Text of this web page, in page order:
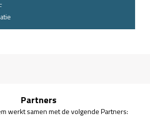
Partners
werkt samen met de volgende Partners: